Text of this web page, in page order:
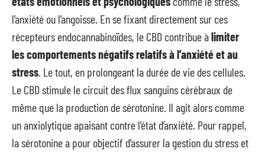
l’anxiété ou l’angoisse. En se fixant directement sur ces
récepteurs endocannabinoïdes, le CBD contribue àlimiter
les comportements négatifs relatifs à l’anxiété et au
stress . Le tout, en prolongeant la durée de vie des cellules.
Le CBD stimule le circuit des flux sanguins cérébraux de
même que la production de sérotonine. Il agit alors comme
un anxiolytique apaisant contre l’état d’anxiété. Pour rappel,
la sérotonine a pour objectif d’assurer la gestion du stress et